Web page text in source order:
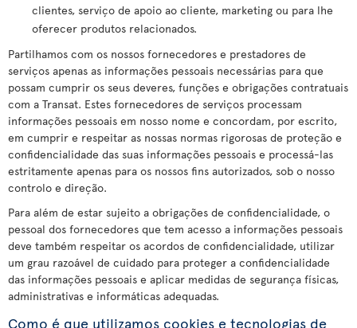
clientes, serviço de apoio ao cliente, marketing ou para lhe
oferecer produtos relacionados.
Partilhamos com os nossos fornecedores e prestadores de
serviços apenas as informações pessoais necessárias para que
possam cumprir os seus deveres, funções e obrigações contratuais
com a Transat. Estes fornecedores de serviços processam
informações pessoais em nosso nome e concordam, por escrito,
em cumprir e respeitar as nossas normas rigorosas de proteção e
confidencialidade das suas informações pessoais e processá-las
estritamente apenas para os nossos fins autorizados, sob o nosso
controlo e direção.
Para além de estar sujeito a obrigações de confidencialidade, o
pessoal dos fornecedores que tem acesso a informações pessoais
deve também respeitar os acordos de confidencialidade, utilizar
um grau razoável de cuidado para proteger a confidencialidade
das informações pessoais e aplicar medidas de segurança físicas,
administrativas e informáticas adequadas.
Como é que utilizamos cookies e tecnologias de